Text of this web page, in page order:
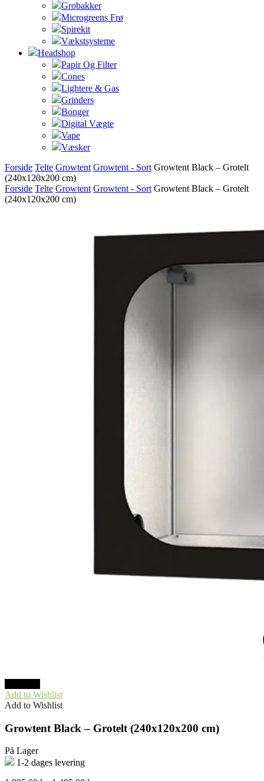
Grobakker
Microgreens Frø
Spirekit
Vækstsysteme
Headshop
Papir Og Filter
Cones
Lightere & Gas
Grinders
Bonger
Digital Vægte
Vape
Væsker
Forside Telte Growtent Growtent - Sort Growtent Black – Grotelt
(240x120x200 cm)
Forside Telte Growtent Growtent - Sort Growtent Black – Grotelt
(240x120x200 cm)
Add to Wishlist
Add to Wishlist
Growtent Black – Grotelt (240x120x200 cm)
På Lager
1-2 dages levering